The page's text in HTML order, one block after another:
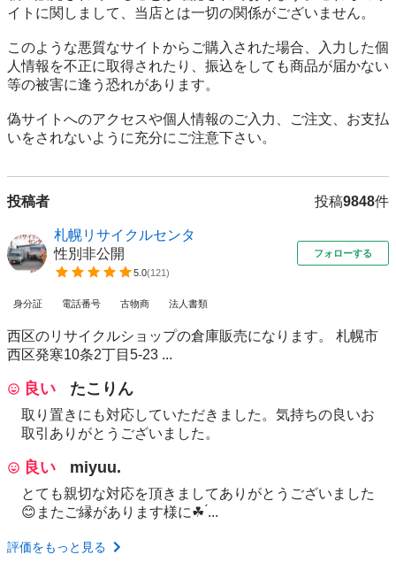
イトに関しまして、当店とは一切の関係がございません。
このような悪質なサイトからご購入された場合、入力した個
人情報を不正に取得されたり、振込をしても商品が届かない
等の被害に逢う恐れがあります。
偽サイトへのアクセスや個人情報のご入力、ご注文、お支払
投稿者 投稿9848件
札幌リサイクルセンタ
性別非公開
5.0(121)
フォローする
身分証 電話番号 古物商 法人書類
西区のリサイクルショップの倉庫販売になります。 札幌市
西区発寒10条2丁目5-23 ...
良い たこりん
取り置きにも対応していただきました。気持ちの良いお
取引ありがとうございました。
良い miyuu.
とても親切な対応を頂きましてありがとうございました
😊またご縁があります様に☘ ́...
評価をもっと見る